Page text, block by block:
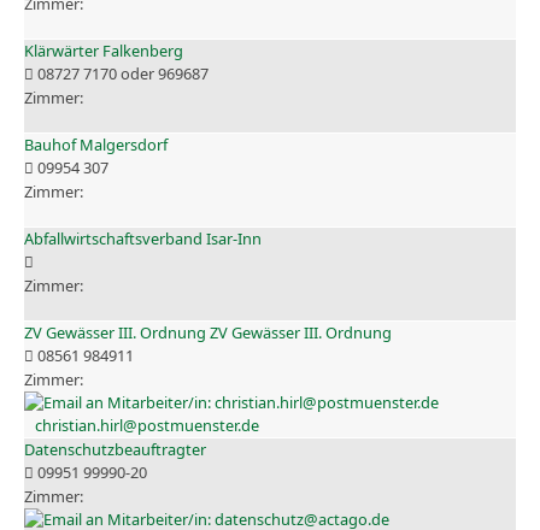
Klärwärter Falkenberg
08727 7170 oder 969687
Bauhof Malgersdorf
09954 307
Abfallwirtschaftsverband Isar-Inn
ZV Gewässer III. Ordnung ZV Gewässer III. Ordnung
08561 984911
christian.hirl@postmuenster.de
Datenschutzbeauftragter
09951 99990-20